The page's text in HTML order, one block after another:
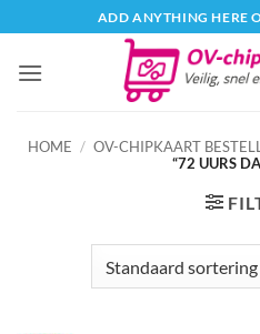
naar
inhoud
ADD ANYTHING HERE
HOME / OV-CHIPKAART
“72 UURS